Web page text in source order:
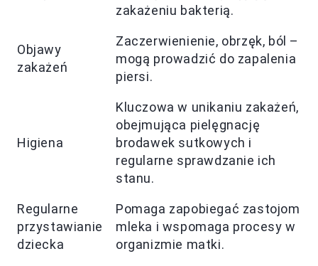
zakażeniu bakterią.
Objawy
zakażeń
Zaczerwienienie, obrzęk, ból –
mogą prowadzić do zapalenia
piersi.
Higiena
Kluczowa w unikaniu zakażeń,
obejmująca pielęgnację
brodawek sutkowych i
regularne sprawdzanie ich
stanu.
Regularne
przystawianie
dziecka
Pomaga zapobiegać zastojom
mleka i wspomaga procesy w
organizmie matki.